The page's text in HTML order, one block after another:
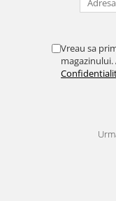
Vreau sa